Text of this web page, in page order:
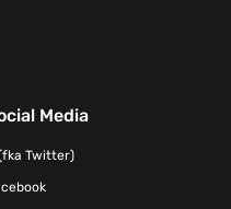
Media
Twitter)